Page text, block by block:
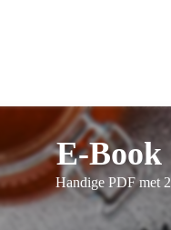
E-Book
Handige PDF met